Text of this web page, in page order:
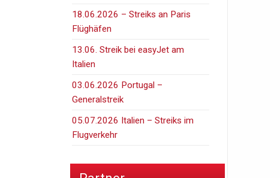
18.06.2026 – Streiks an Paris
Flüghäfen
13.06. Streik bei easyJet am
Italien
03.06.2026 Portugal –
Generalstreik
05.07.2026 Italien – Streiks im
Flugverkehr